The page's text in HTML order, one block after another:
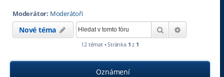
Moderátor: Moderátoři
Nové téma Hledat
12 témat • Stránka 1 z 1
Oznámení